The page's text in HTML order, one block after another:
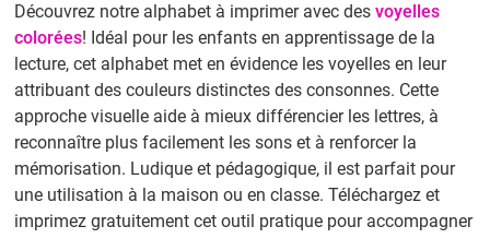
Découvrez notre alphabet à imprimer avec desvoyelles
colorées! Idéal pour les enfants en apprentissage de la
lecture, cet alphabet met en évidence les voyelles en leur
attribuant des couleurs distinctes des consonnes. Cette
approche visuelle aide à mieux différencier les lettres, à
reconnaître plus facilement les sons et à renforcer la
mémorisation. Ludique et pédagogique, il est parfait pour
une utilisation à la maison ou en classe. Téléchargez et
imprimez gratuitement cet outil pratique pour accompagner